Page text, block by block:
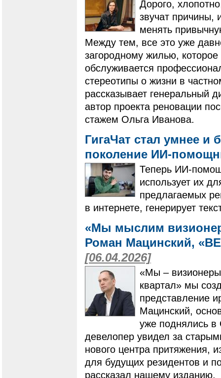
Дорого,
звучат причины,
менять
Между тем, все это уже
загородному жилью,
обслуживается
стереотипы о жизни в
рассказывает генеральный
автор проекта реновации
стажем Ольга Иванова.
ГигаЧат стал умнее и
поколение ИИ-
Теперь ИИ-
использует их
предлагаемых
в интернете, генерирует
«Мы мыслим
Роман Мацинский,
[06.04.2026]
«Мы –
квартал» мы
представление
Мацинский,
уже поднялись в
девелопер увидел за
нового центра притяжения,
для будущих резидентов и
рассказал нашему изданию.